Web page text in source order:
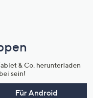
& Co. herunterladen
sein!
Für Android